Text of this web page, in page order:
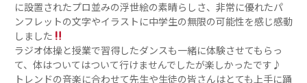
に設置されたプロ並みの浮世絵の素晴らしさ、非常に優れたパ
ンフレットの文字やイラストに中学生の無限の可能性を感じ感動
しました
ラジオ体操と授業で習得したダンスも一緒に体験させてもらっ
て、体はついてはついて行けませんでしたが楽しかったです♪
トレンドの音楽に合わせて先生や生徒の皆さんはとても上手に踊